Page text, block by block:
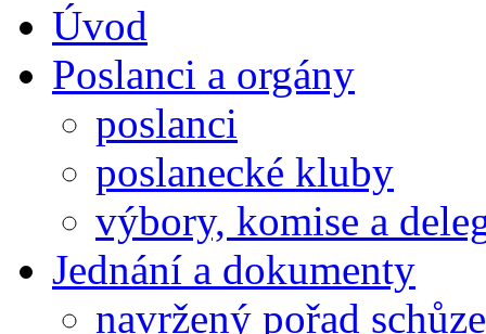
Úvod
Poslanci a orgány
poslanci
poslanecké kluby
výbory, komise a
Jednání a dokumenty
navržený pořad schůze